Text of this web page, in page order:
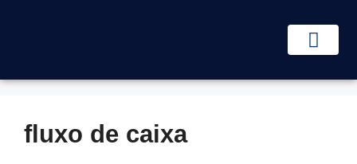
fluxo de caixa